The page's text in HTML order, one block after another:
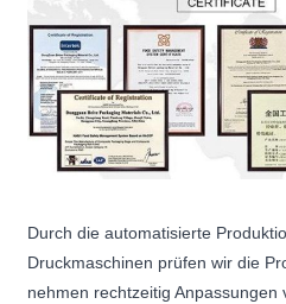
Durch die automatisierte
Druckmaschinen prüfen wir die
nehmen rechtzeitig Anpassungen